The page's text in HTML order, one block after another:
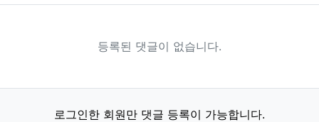
등록된 댓글이 없습니다.
로그인한 회원만 댓글 등록이 가능합니다.